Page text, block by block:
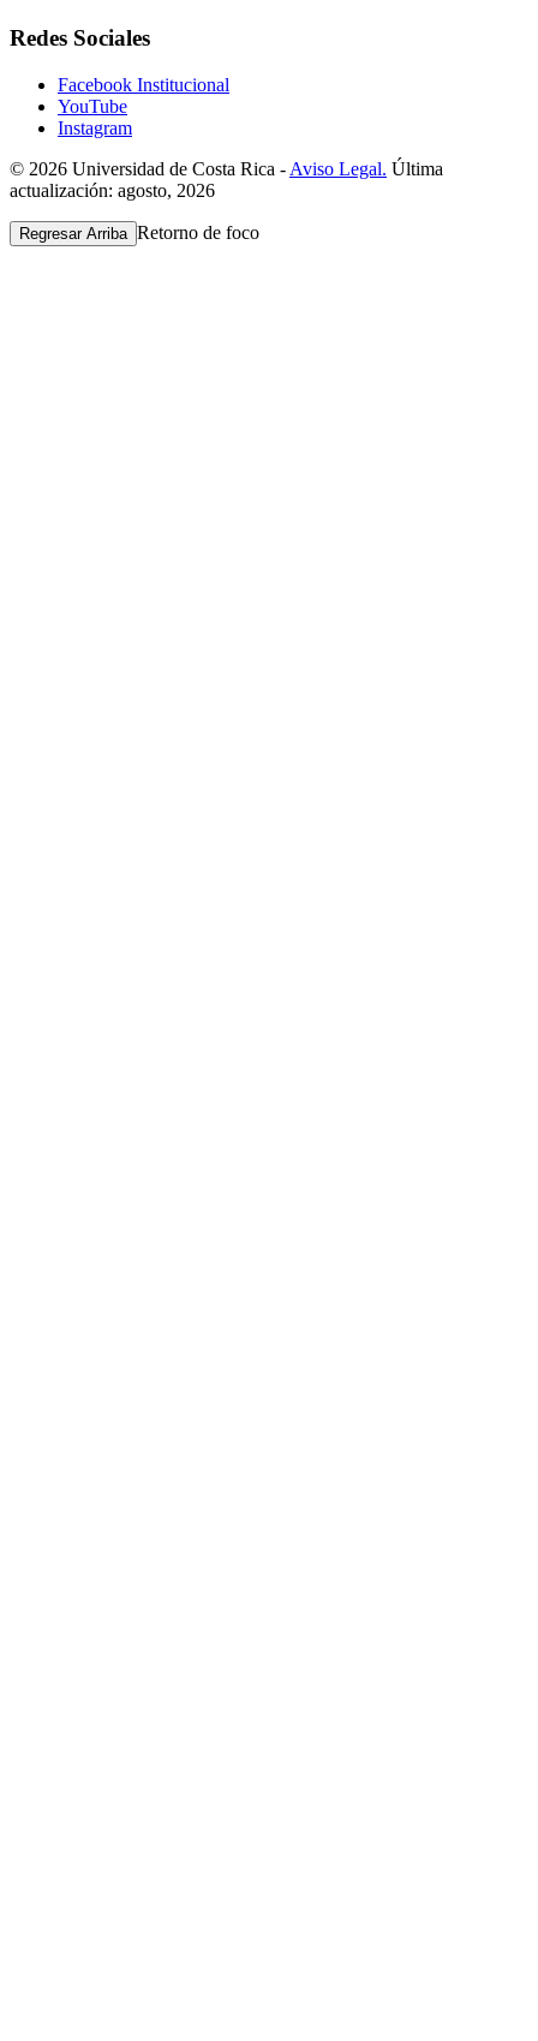
Redes Sociales
Facebook Institucional
YouTube
Instagram
© 2026 Universidad de Costa Rica - Aviso Legal. Última
actualización: agosto, 2026
Regresar Arriba Retorno de foco